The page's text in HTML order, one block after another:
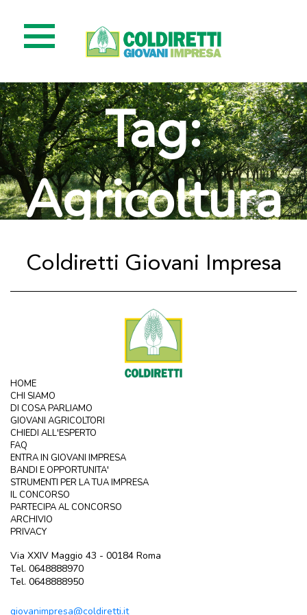
Tag:
Agricoltura
Coldiretti Giovani Impresa
HOME
CHI SIAMO
DI COSA PARLIAMO
GIOVANI AGRICOLTORI
CHIEDI ALL'ESPERTO
FAQ
ENTRA IN GIOVANI IMPRESA
BANDI E OPPORTUNITA'
STRUMENTI PER LA TUA IMPRESA
IL CONCORSO
PARTECIPA AL CONCORSO
ARCHIVIO
PRIVACY
Via XXIV Maggio 43 - 00184 Roma
Tel. 0648888970
Tel. 0648888950
giovanimpresa@coldiretti.it